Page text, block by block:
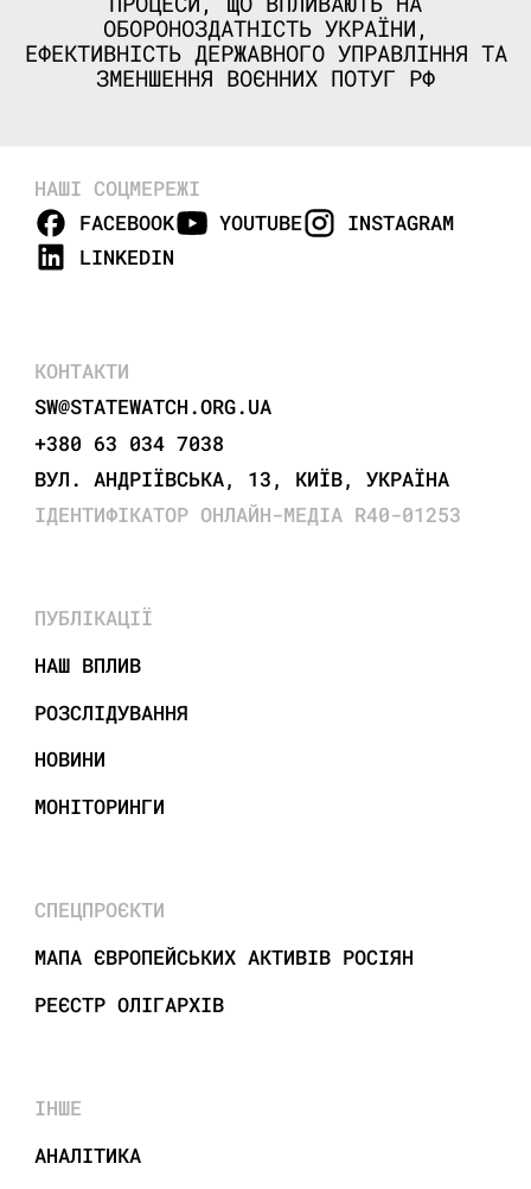
ОБОРОНОЗДАТНІСТЬ УКРАЇНИ,
ЕФЕКТИВНІСТЬ ДЕРЖАВНОГО УПРАВЛІННЯ ТА
ЗМЕНШЕННЯ ВОЄННИХ ПОТУГ РФ
НАШІ СОЦМЕРЕЖІ
FACEBOOK
YOUTUBE
INSTAGRAM
LINKEDIN
КОНТАКТИ
SW@STATEWATCH.ORG.UA
+380 63 034 7038
ВУЛ. АНДРІЇВСЬКА, 13, КИЇВ, УКРАЇНА
ІДЕНТИФІКАТОР ОНЛАЙН-МЕДІА R40-01253
ПУБЛІКАЦІЇ
НАШ ВПЛИВ
РОЗСЛІДУВАННЯ
НОВИНИ
МОНІТОРИНГИ
СПЕЦПРОЄКТИ
МАПА ЄВРОПЕЙСЬКИХ АКТИВІВ РОСІЯН
РЕЄСТР ОЛІГАРХІВ
ІНШЕ
АНАЛІТИКА